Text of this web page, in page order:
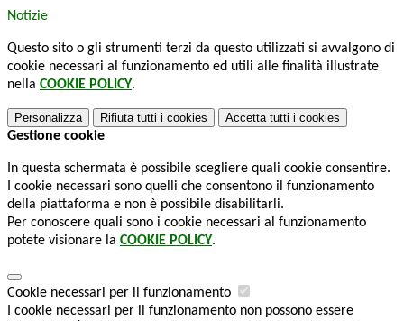
Notizie
Questo sito o gli strumenti terzi da questo utilizzati si avvalgono di
cookie necessari al funzionamento ed utili alle finalità illustrate
nella COOKIE POLICY.
Personalizza Rifiuta tutti i cookies Accetta tutti i cookies
Gestione cookie
In questa schermata è possibile scegliere quali cookie consentire.
I cookie necessari sono quelli che consentono il funzionamento
della piattaforma e non è possibile disabilitarli.
Per conoscere quali sono i cookie necessari al funzionamento
potete visionare la COOKIE POLICY.
Cookie necessari per il funzionamento
I cookie necessari per il funzionamento non possono essere